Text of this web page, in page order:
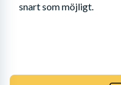
snart som möjligt.